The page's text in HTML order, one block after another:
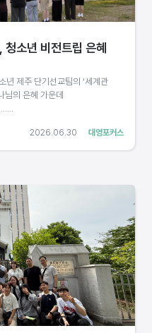
대영포커스
2026.06.30
소년 비전트립 은혜
년 제주 단기선교팀의 ‘세계관
의 은혜 가운데